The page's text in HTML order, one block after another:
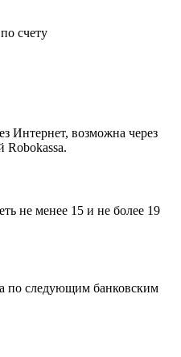
счету
Интернет, возможна через
Robokassa.
не менее 15 и не более 19
по следующим банковским